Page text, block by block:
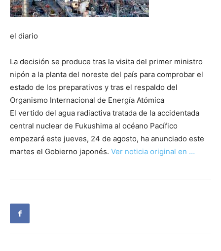
el diario
La decisión se produce tras la visita del primer ministro
nipón a la planta del noreste del país para comprobar el
estado de los preparativos y tras el respaldo del
Organismo Internacional de Energía Atómica
El vertido del agua radiactiva tratada de la accidentada
central nuclear de Fukushima al océano Pacífico
empezará este jueves, 24 de agosto, ha anunciado este
martes el Gobierno japonés. Ver noticia original en …